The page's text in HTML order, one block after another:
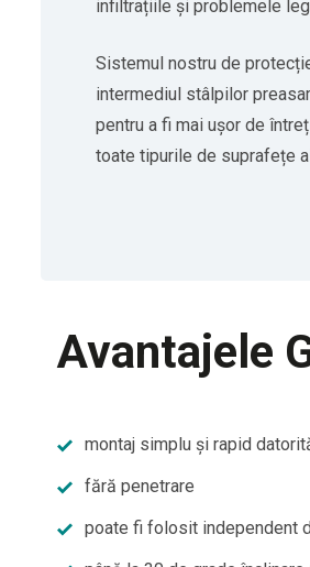
infiltrațiile și problemele
Sistemul nostru de
intermediul stâlpilor
pentru a fi mai ușor de
toate tipurile de suprafețe
Avantajele
montaj simplu și rapid
fără penetrare
poate fi folosit independent